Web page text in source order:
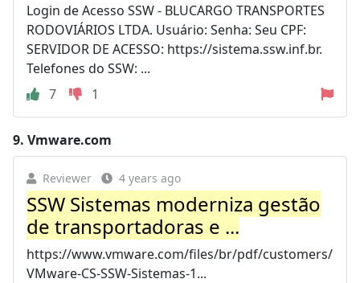
Login de Acesso SSW - BLUCARGO TRANSPORTES
RODOVIÁRIOS LTDA. Usuário: Senha: Seu CPF:
SERVIDOR DE ACESSO: https://sistema.ssw.inf.br.
Telefones do SSW: ...
7
1
9. Vmware.com
Reviewer 4 years ago
SSW Sistemas moderniza gestão
de transportadoras e ...
https://www.vmware.com/files/br/pdf/customers/
VMware-CS-SSW-Sistemas-1...